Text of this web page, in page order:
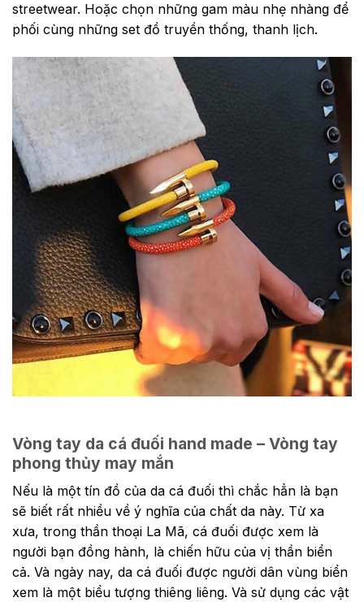
streetwear. Hoặc chọn những gam màu nhẹ nhàng để
phối cùng những set đồ truyền thống, thanh lịch.
Vòng tay da cá đuối hand made – Vòng tay
phong thủy may mắn
Nếu là một tín đồ của da cá đuối thì chắc hẳn là bạn
sẽ biết rất nhiều về ý nghĩa của chất da này. Từ xa
xưa, trong thần thoại La Mã, cá đuối được xem là
người bạn đồng hành, là chiến hữu của vị thần biển
cả. Và ngày nay, da cá đuối được người dân vùng biển
xem là một biểu tượng thiêng liêng. Và sử dụng các vật